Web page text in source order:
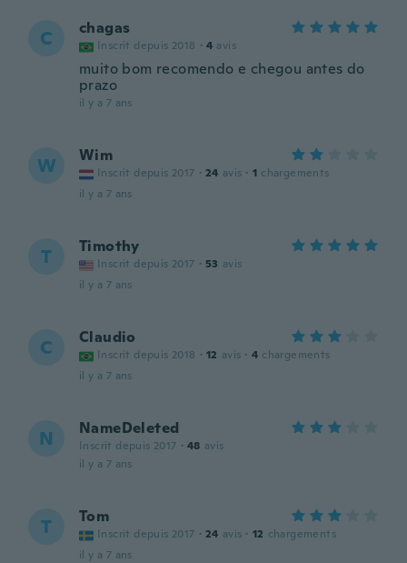
C chagas
Inscrit depuis 2018 · 4 avis
muito bom recomendo e chegou antes do
prazo
il y a 7 ans
W Wim
Inscrit depuis 2017 · 24 avis · 1 chargements
il y a 7 ans
T Timothy
Inscrit depuis 2017 · 53 avis
il y a 7 ans
C Claudio
Inscrit depuis 2018 · 12 avis · 4 chargements
il y a 7 ans
N NameDeleted
Inscrit depuis 2017 · 48 avis
il y a 7 ans
T Tom
Inscrit depuis 2017 · 24 avis · 12 chargements
il y a 7 ans